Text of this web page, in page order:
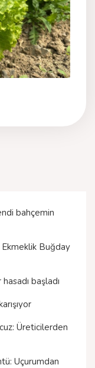
bahçemin
Ekmeklik Buğday
başladı
Üreticilerden
Uçurumdan